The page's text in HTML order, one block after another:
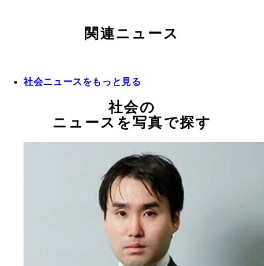
関連ニュース
社会ニュースをもっと見る
社会の
ニュースを写真で探す